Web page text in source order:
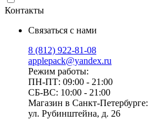
Контакты
Связаться с нами
8 (812) 922-81-08
applepack@yandex.ru
Режим работы:
ПН-ПТ: 09:00 - 21:00
СБ-ВС: 10:00 - 21:00
Магазин в Санкт-Петербурге:
ул. Рубинштейна, д. 26